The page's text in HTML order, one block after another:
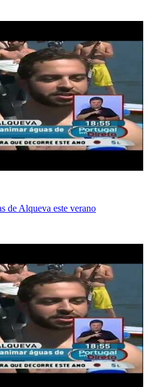
de Alqueva este verano